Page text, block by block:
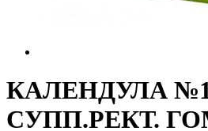
КАЛЕНДУЛА
СУПП.РЕКТ.